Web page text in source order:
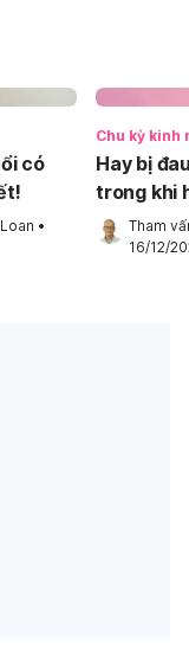
có
•
Chu kỳ kinh
Hay bị
trong khi
máu,Tham
16/12/